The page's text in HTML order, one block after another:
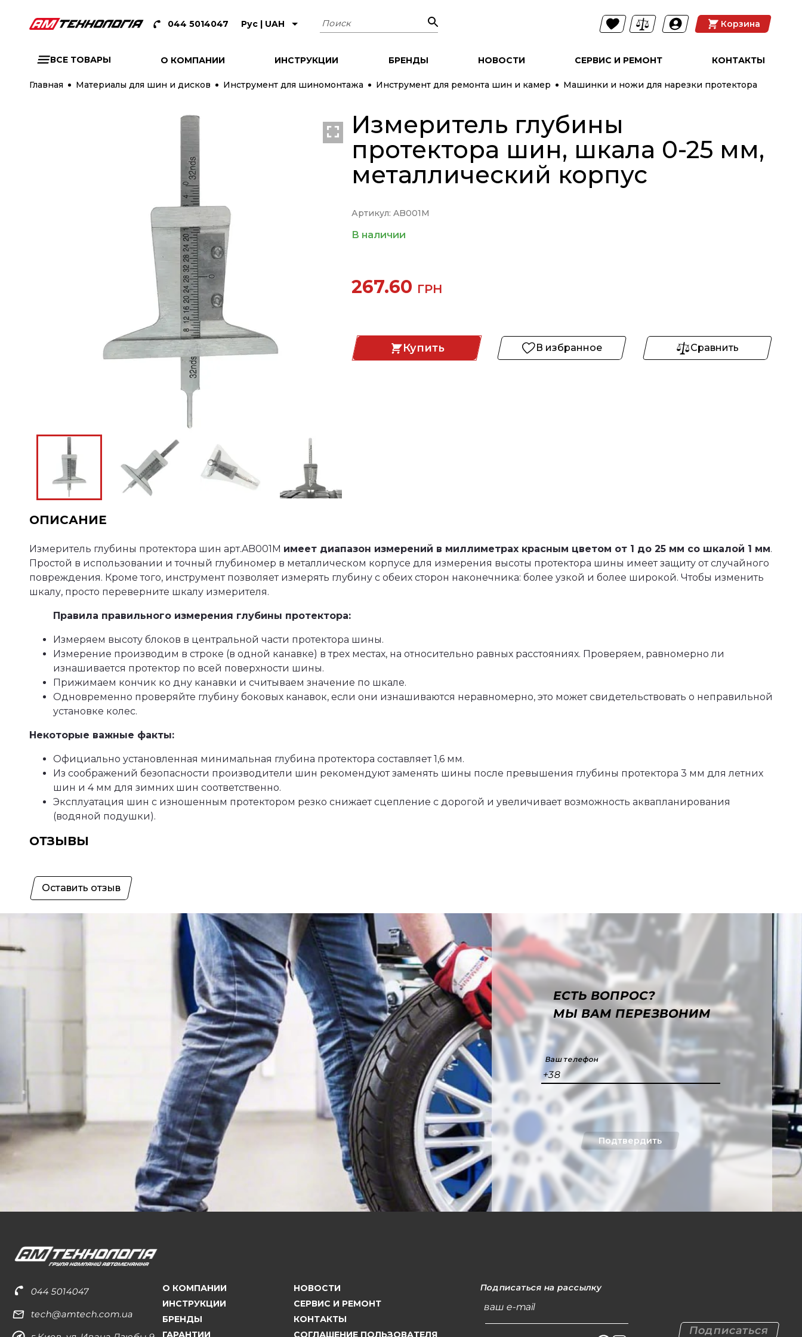
044 5014047 Рус | UAH Поиск Корзина
ВСЕ ТОВАРЫ О КОМПАНИИ ИНСТРУКЦИИ БРЕНДЫ НОВОСТИ СЕРВИС И РЕМОНТ КОНТАКТЫ
Главная Материалы для шин и дисков Инструмент для шиномонтажа Инструмент для ремонта шин и камер Машинки и ножи для нарезки протектора
Измеритель глубины
протектора шин, шкала 0-25 мм,
металлический корпус
Артикул: AB001M
В наличии
267.60 ГРН
Купить В избранное Сравнить
ОПИСАНИЕ
Измеритель глубины протектора шин арт.AB001M имеет диапазон измерений в миллиметрах красным цветом от 1 до 25 мм со шкалой 1 мм.
Простой в использовании и точный глубиномер в металлическом корпусе для измерения высоты протектора шины имеет защиту от случайного
повреждения. Кроме того, инструмент позволяет измерять глубину с обеих сторон наконечника: более узкой и более широкой. Чтобы изменить
шкалу, просто переверните шкалу измерителя.
Правила правильного измерения глубины протектора:
Измеряем высоту блоков в центральной части протектора шины.
Измерение производим в строке (в одной канавке) в трех местах, на относительно равных расстояниях. Проверяем, равномерно ли
изнашивается протектор по всей поверхности шины.
Прижимаем кончик ко дну канавки и считываем значение по шкале.
Одновременно проверяйте глубину боковых канавок, если они изнашиваются неравномерно, это может свидетельствовать о неправильной
установке колес.
Некоторые важные факты:
Официально установленная минимальная глубина протектора составляет 1,6 мм.
Из соображений безопасности производители шин рекомендуют заменять шины после превышения глубины протектора 3 мм для летних
шин и 4 мм для зимних шин соответственно.
Эксплуатация шин с изношенным протектором резко снижает сцепление с дорогой и увеличивает возможность аквапланирования
(водяной подушки).
ОТЗЫВЫ
Оставить отзыв
ЕСТЬ ВОПРОС?
МЫ ВАМ ПЕРЕЗВОНИМ
Ваш телефон
+38
Подтвердить
044 5014047
tech@amtech.com.ua
О КОМПАНИИ
ИНСТРУКЦИИ
БРЕНДЫ
ГАРАНТИИ
НОВОСТИ
СЕРВИС И РЕМОНТ
КОНТАКТЫ
СОГЛАШЕНИЕ ПОЛЬЗОВАТЕЛЯ
Подписаться на рассылку
ваш e-mail
Подписаться